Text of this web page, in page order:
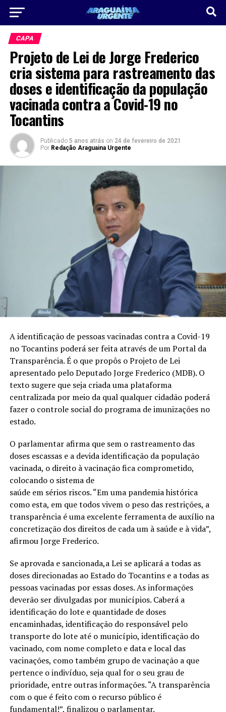
CAPA
Projeto de Lei de Jorge Frederico
cria sistema para rastreamento das
doses e identificação da população
vacinada contra a Covid-19 no
Tocantins
Publicado 5 anos atrás on 24 de fevereiro de 2021
Por Redação Araguaina Urgente
A identificação de pessoas vacinadas contra a Covid-19
no Tocantins poderá ser feita através de um Portal da
Transparência. É o que propôs o Projeto de Lei
apresentado pelo Deputado Jorge Frederico (MDB). O
texto sugere que seja criada uma plataforma
centralizada por meio da qual qualquer cidadão poderá
fazer o controle social do programa de imunizações no
estado.
O parlamentar afirma que sem o rastreamento das
doses escassas e a devida identificação da população
vacinada, o direito à vacinação fica comprometido,
colocando o sistema de
saúde em sérios riscos. “Em uma pandemia histórica
como esta, em que todos vivem o peso das restrições, a
transparência é uma excelente ferramenta de auxílio na
concretização dos direitos de cada um à saúde e à vida”,
afirmou Jorge Frederico.
Se aprovada e sancionada,a Lei se aplicará a todas as
doses direcionadas ao Estado do Tocantins e a todas as
pessoas vacinadas por essas doses. As informações
deverão ser divulgadas por municípios. Caberá a
identificação do lote e quantidade de doses
encaminhadas, identificação do responsável pelo
transporte do lote até o município, identificação do
vacinado, com nome completo e data e local das
vacinações, como também grupo de vacinação a que
pertence o indivíduo, seja qual for o seu grau de
prioridade, entre outras informações. “A transparência
com o que é feito com o recurso público é
fundamental!”, finalizou o parlamentar.